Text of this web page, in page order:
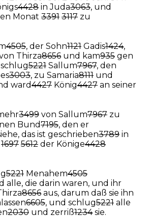
4428 in Juda3063, und
Monat 3391 3117 zu
4505, der Sohn1121 Gadis1424,
Thirza8656 und kam935 gen
5221 Sallum7967, den
3003, zu Samaria8111 und
ward4427 König4427 an seiner
3499 von Sallum7967 zu
Bund7195, den er
das ist geschrieben3789 in
1697 5612 der Könige4428
5221 Menahem4505
alle, die darin waren, und ihr
8656 aus, darum daß sie ihn
6605, und schlug5221 alle
2030 und zerriß1234sie.